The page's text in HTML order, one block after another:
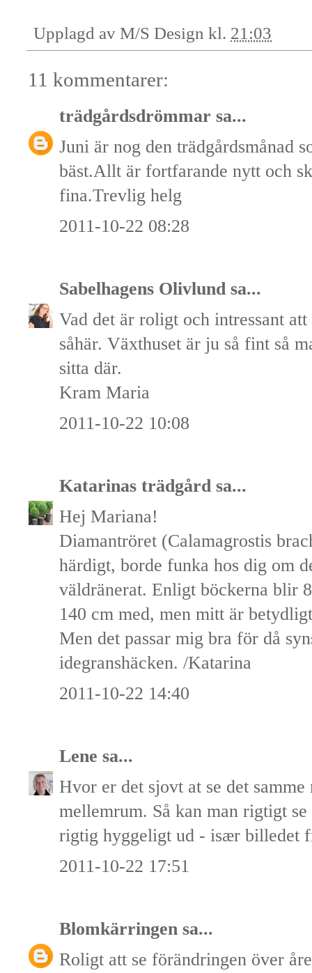
Upplagd av M/S Design kl. 21:03
11 kommentarer:
trädgårdsdrömmar sa...
Juni är nog den trädgårdsmånad
bäst.Allt är fortfarande nytt och
fina.Trevlig helg
2011-10-22 08:28
Sabelhagens Olivlund sa...
Vad det är roligt och intressant
såhär. Växthuset är ju så fint så
sitta där.
Kram Maria
2011-10-22 10:08
Katarinas trädgård sa...
Hej Mariana!
Diamantröret (Calamagrostis
härdigt, borde funka hos dig om
väldränerat. Enligt böckerna blir
140 cm med, men mitt är
Men det passar mig bra för då
idegranshäcken. /Katarina
2011-10-22 14:40
Lene sa...
Hvor er det sjovt at se det
mellemrum. Så kan man rigtigt
rigtig hyggeligt ud - især billedet
2011-10-22 17:51
Blomkärringen sa...
Roligt att se förändringen över